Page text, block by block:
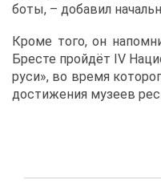
бо­ты, – до­ба­вил
Кро­ме то­го, он
Бре­сте прой­дёт IV
ру­си», во вре­мя
до­сти­же­ния му­зеев